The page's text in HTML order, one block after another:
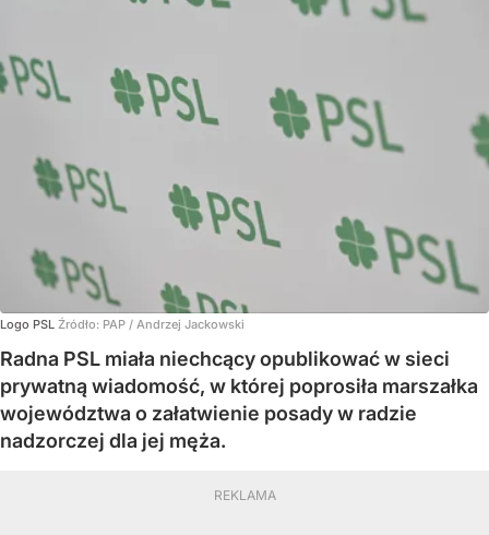
Logo PSL Źródło: PAP / Andrzej Jackowski
Radna PSL miała niechcący opublikować w sieci
prywatną wiadomość, w której poprosiła marszałka
województwa o załatwienie posady w radzie
nadzorczej dla jej męża.